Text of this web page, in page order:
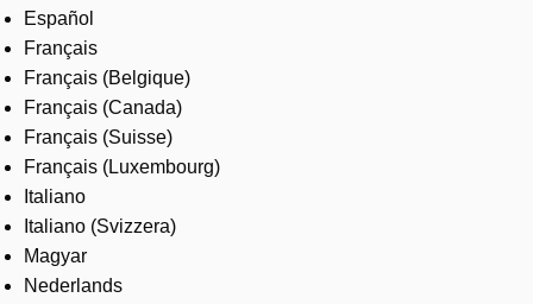
Español
Français
Français (Belgique)
Français (Canada)
Français (Suisse)
Français (Luxembourg)
Italiano
Italiano (Svizzera)
Magyar
Nederlands